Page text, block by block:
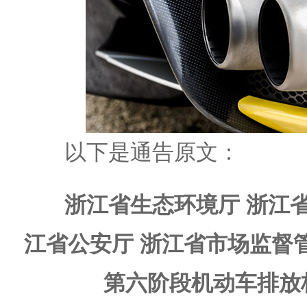
以下是通告原文：
浙江省生态环境厅 浙江
江省公安厅 浙江省市场监督
第六阶段机动车排